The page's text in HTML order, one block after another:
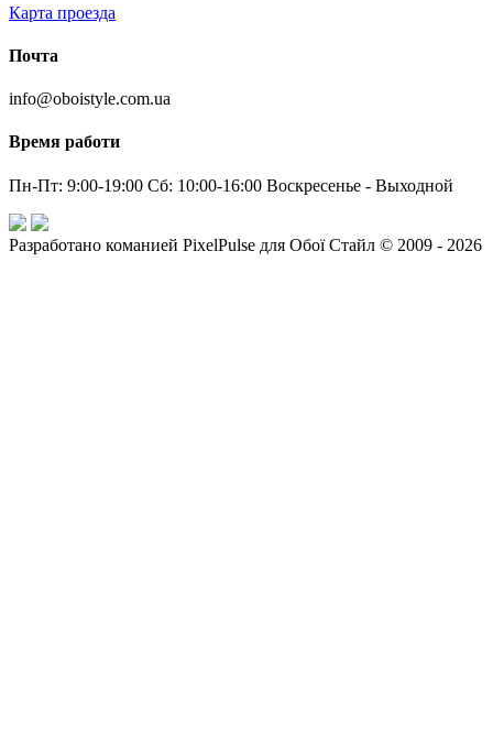
Карта проезда
Почта
info@oboistyle.com.ua
Время работи
Пн-Пт: 9:00-19:00 Сб: 10:00-16:00 Воскресенье - Выходной
Разработано команией PixelPulse для Обої Стайл © 2009 - 2026